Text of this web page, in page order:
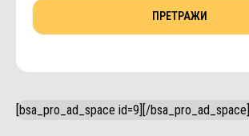
[bsa_pro_ad_space id=9][/bsa_pro_ad_space]